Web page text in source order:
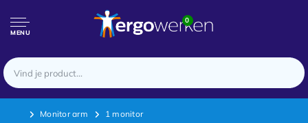
MENU
0
Monitor arm 1 monitor